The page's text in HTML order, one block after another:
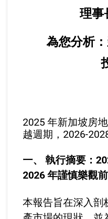
理事
為您分析
2025 年新加坡房
越週期，2026-
一、 執行摘要：
2026 年謹慎樂觀
本報告旨在深入剖